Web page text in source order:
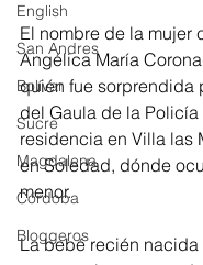
English
San Andres
Bolívar
Sucre
Magdalena
Córdoba
Bloggeros
El nombre de la mujer
Angélica María
quién fue sorprendida
del Gaula de la Policía
residencia en Villa las
en Soledad, dónde
menor.
La bebé recién nacida